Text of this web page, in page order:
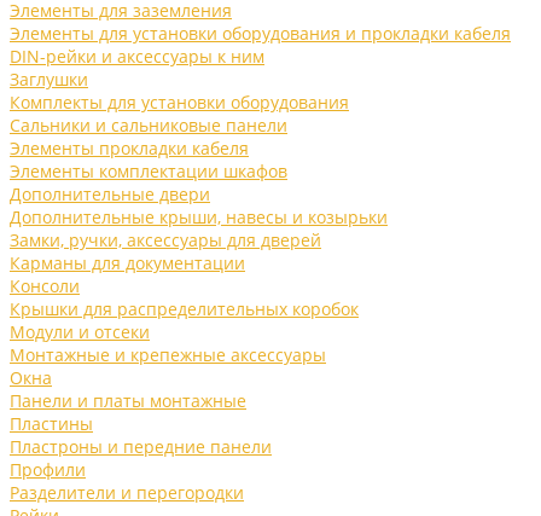
Элементы для заземления
Элементы для установки оборудования и прокладки кабеля
DIN-рейки и аксессуары к ним
Заглушки
Комплекты для установки оборудования
Сальники и сальниковые панели
Элементы прокладки кабеля
Элементы комплектации шкафов
Дополнительные двери
Дополнительные крыши, навесы и козырьки
Замки, ручки, аксессуары для дверей
Карманы для документации
Консоли
Крышки для распределительных коробок
Модули и отсеки
Монтажные и крепежные аксессуары
Окна
Панели и платы монтажные
Пластины
Пластроны и передние панели
Профили
Разделители и перегородки